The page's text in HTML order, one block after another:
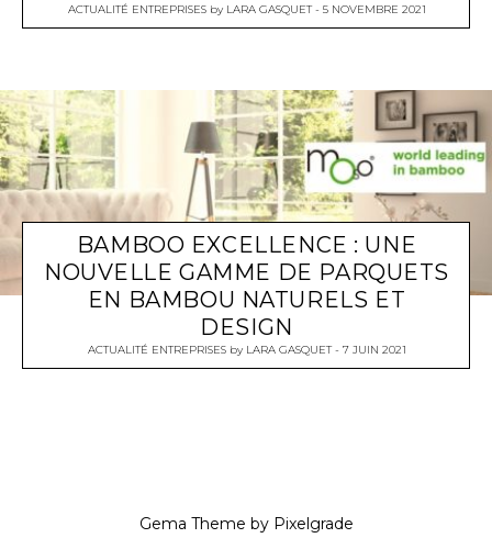
ACTUALITÉ ENTREPRISESby LARA GASQUET 5 NOVEMBRE 2021
BAMBOO EXCELLENCE : UNE
NOUVELLE GAMME DE PARQUETS
EN BAMBOU NATURELS ET
DESIGN
ACTUALITÉ ENTREPRISESby LARA GASQUET 7 JUIN 2021
Gema Theme by Pixelgrade